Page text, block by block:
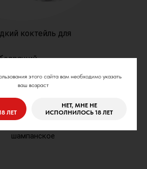
этого сайта вам необходимо указать
ваш возраст
ЛЕТ
НЕТ, МНЕ НЕ
ИСПОЛНИЛОСЬ 18 ЛЕТ
шампанское
коктейль для